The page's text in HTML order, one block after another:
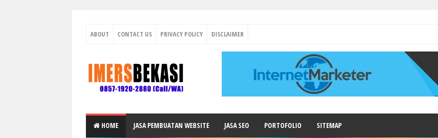
ABOUT CONTACT US PRIVACY POLICY DISCLAIMER
HOME JASA PEMBUATAN WEBSITE JASA SEO PORTOFOLIO SITEMAP